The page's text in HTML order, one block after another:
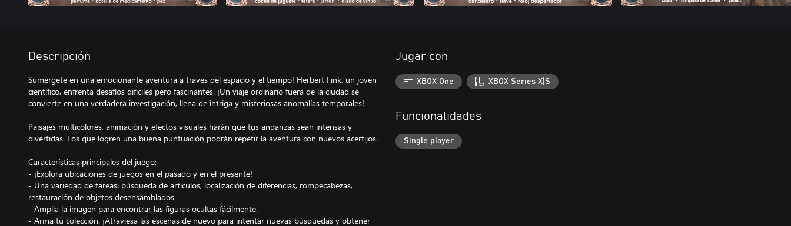
Descripción
Sumérgete en una emocionante aventura a través del espacio y el tiempo! Herbert Fink, un joven
científico, enfrenta desafíos difíciles pero fascinantes. ¡Un viaje ordinario fuera de la ciudad se
convierte en una verdadera investigación, llena de intriga y misteriosas anomalías temporales!
Paisajes multicolores, animación y efectos visuales harán que tus andanzas sean intensas y
divertidas. Los que logren una buena puntuación podrán repetir la aventura con nuevos acertijos.
Características principales del juego:
- ¡Explora ubicaciones de juegos en el pasado y en el presente!
- Una variedad de tareas: búsqueda de artículos, localización de diferencias, rompecabezas,
restauración de objetos desensamblados
- Amplia la imagen para encontrar las figuras ocultas fácilmente.
- Arma tu colección. ¡Atraviesa las escenas de nuevo para intentar nuevas búsquedas y obtener
Jugar con
XBOX One XBOX Series X|S
Funcionalidades
Single player